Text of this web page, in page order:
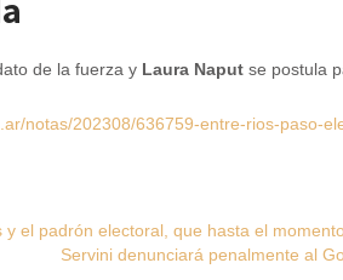
de la fuerza y Laura Naput se postula
notas/202308/636759-entre-rios-paso-
y el padrón electoral, que hasta el
Servini denunciará penalmente al